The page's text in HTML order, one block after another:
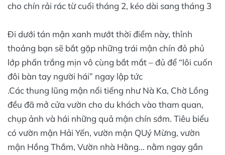
cho chín rải rác từ cuối tháng 2, kéo dài sang tháng 3​
Đi dưới tán mận xanh mướt thời điểm này, thỉnh
thoảng bạn sẽ bắt gặp những trái mận chín đỏ phủ
lớp phấn trắng mịn vô cùng bắt mắt – đủ để “lôi cuốn
đôi bàn tay người hái” ngay lập tức
.Các thung lũng mận nổi tiếng như Nà Ka, Chờ Lồng
đều đã mở cửa vườn cho du khách vào tham quan,
chụp ảnh và hái những quả mận chín sớm. Tiêu biểu
có vườn mận Hải Yến, vườn mận QUý Mừng, vườn
mận Hồng Thắm, Vườn nhà Hằng... nằm ngay gần